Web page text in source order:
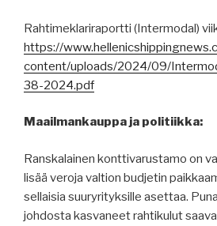
Rahtimeklariraportti (Intermodal)
https://
content/uploads/2024/09/
38-2024.pdf
Maailmankauppa ja politiikka:
Ranskalainen konttivarustamo on
lisää veroja valtion budjetin
sellaisia suuryrityksille asettaa.
johdosta kasvaneet rahtikulut